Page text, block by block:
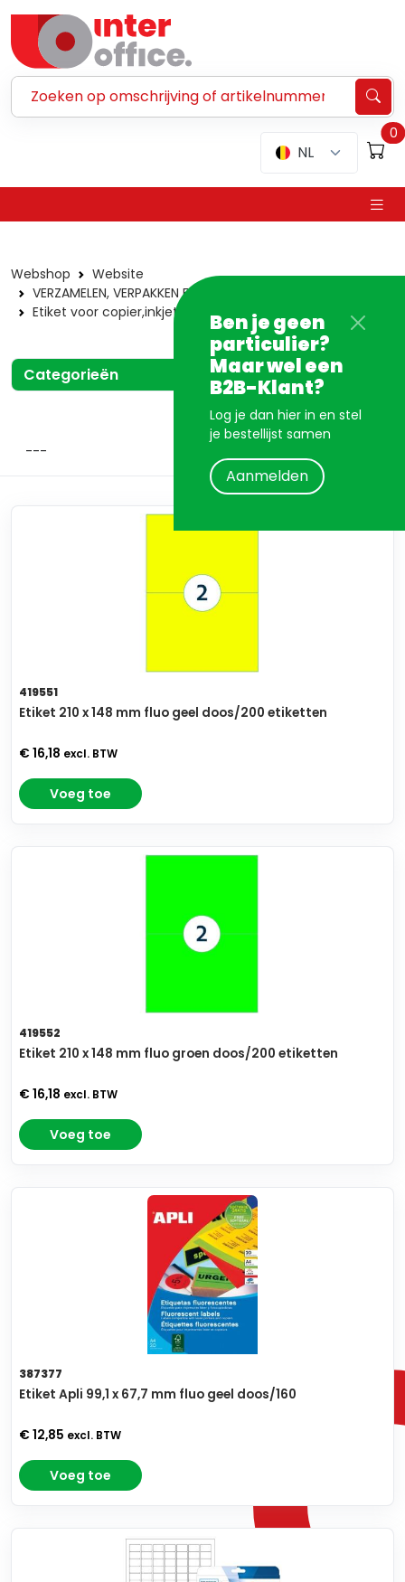
NL
0
Ben je geen
particulier?
Maar wel een
B2B-Klant?
Log je dan hier in en stel
je bestellijst samen
Aanmelden
Webshop
Website
VERZAMELEN, VERPAKKEN EN VERZENDEN
Etiket voor copier,inkjet en laser
Andere merken
Categorieën
419551
Etiket 210 x 148 mm fluo geel doos/200 etiketten
€ 16,18 excl. BTW
Voeg toe
419552
Etiket 210 x 148 mm fluo groen doos/200 etiketten
€ 16,18 excl. BTW
Voeg toe
387377
Etiket Apli 99,1 x 67,7 mm fluo geel doos/160
€ 12,85 excl. BTW
Voeg toe